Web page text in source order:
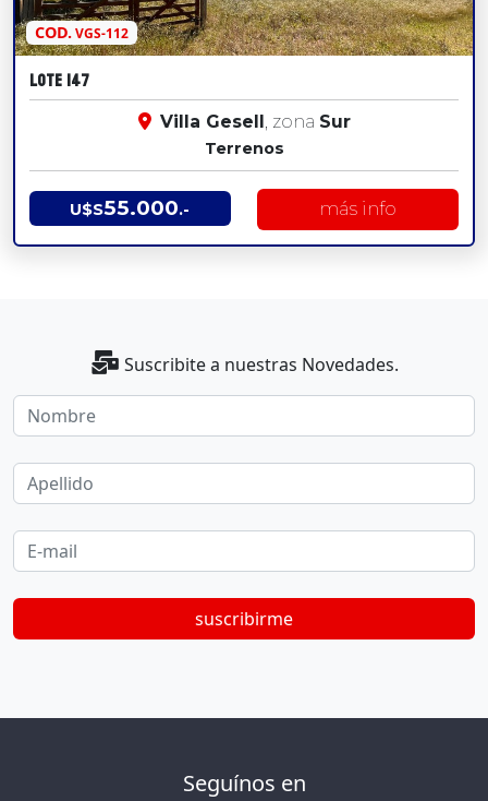
COD.VGS-112
LOTE 147
Villa Gesell, zona Sur
Terrenos
U$S55.000.- más info
Suscribite a nuestras Novedades.
Nombre
Apellido
E-mail
suscribirme
Seguínos en